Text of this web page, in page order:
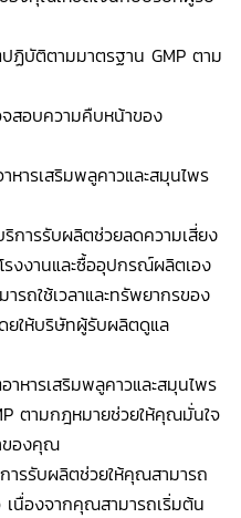
ฏิบัติตามมาตรฐาน GMP ตาม
จสอบความคืบหน้าของ
หารเสริมพลูคาวและสมุนไพร
การรับผลิตช่วยลดความเสี่ยง
รงงานและซื้ออุปกรณ์ผลิตเอง
รถใช้เวลาและทรัพยากรของ
ให้บริษัทผู้รับผลิตดูแล
ารเสริมพลูคาวและสมุนไพร
ตามกฎหมายช่วยให้คุณมั่นใจ
ของคุณ
ารรับผลิตช่วยให้คุณสามารถ
นื่องจากคุณสามารถเริ่มต้น